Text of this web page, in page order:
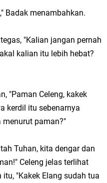
Badak menambahkan.
"Kalian jangan pernah
kalian itu lebih hebat?
"Paman Celeng, kakek
kerdil itu sebenarnya
paman?"
Tuhan, kita dengar dan
Celeng jelas terlihat
"Kakek Elang sudah tua